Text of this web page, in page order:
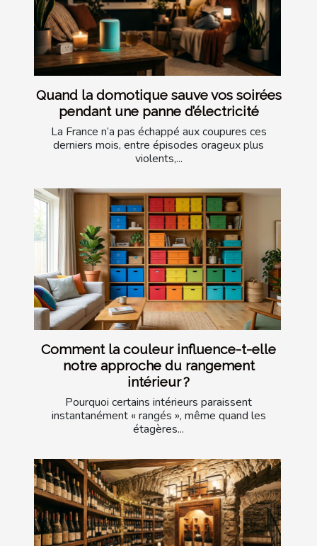
Quand la domotique sauve vos soirées
pendant une panne d’électricité
La France n’a pas échappé aux coupures ces
derniers mois, entre épisodes orageux plus
violents,...
Comment la couleur influence-t-elle
notre approche du rangement
intérieur ?
Pourquoi certains intérieurs paraissent
instantanément « rangés », même quand les
étagères...